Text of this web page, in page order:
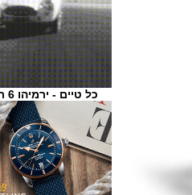
כל טיים - ירמיהו 6 ת"א